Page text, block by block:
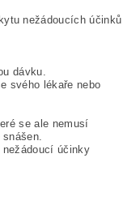
nežádoucích účinků
dávku.
svého lékaře nebo
se ale nemusí
účinky